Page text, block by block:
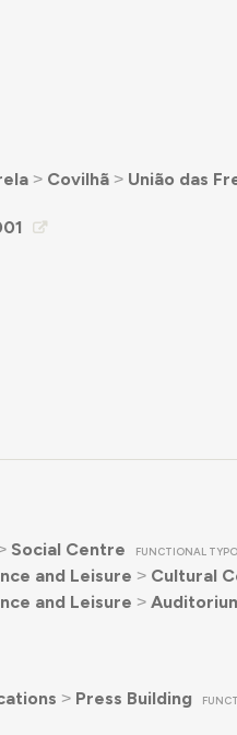
˃ Covilhã˃ União das
Social Centre FUNCTIONAL
and Leisure ˃ Cultural
and Leisure ˃
˃ Press Building